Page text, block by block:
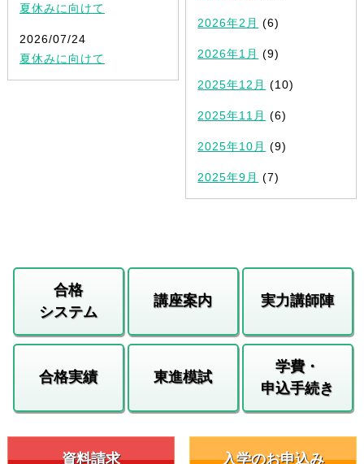
夏休みに向けて
2026/07/24
夏休みに向けて
2026年2月 (6)
2026年1月 (9)
2025年12月 (10)
2025年11月 (6)
2025年10月 (9)
2025年9月 (7)
合格
システム
講座案内 実力講師陣
合格実績 東進模試
学費・
申込手続き
資料請求 入学のお申込み